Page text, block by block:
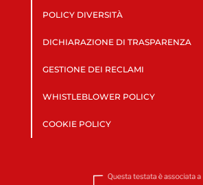
POLICY DIVERSITÀ
DICHIARAZIONE DI TRASPARENZA
GESTIONE DEI RECLAMI
WHISTLEBLOWER POLICY
COOKIE POLICY